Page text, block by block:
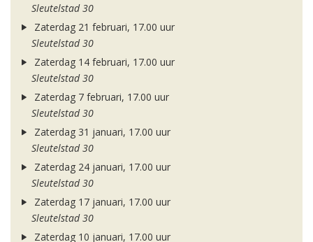
Sleutelstad 30
Zaterdag 21 februari, 17.00 uur
Sleutelstad 30
Zaterdag 14 februari, 17.00 uur
Sleutelstad 30
Zaterdag 7 februari, 17.00 uur
Sleutelstad 30
Zaterdag 31 januari, 17.00 uur
Sleutelstad 30
Zaterdag 24 januari, 17.00 uur
Sleutelstad 30
Zaterdag 17 januari, 17.00 uur
Sleutelstad 30
Zaterdag 10 januari, 17.00 uur